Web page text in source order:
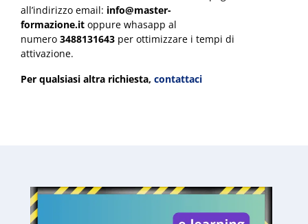
all’indirizzo email: info@master-
formazione.it oppure whasapp al
numero 3488131643 per ottimizzare i tempi di
attivazione.
Per qualsiasi altra richiesta, contattaci